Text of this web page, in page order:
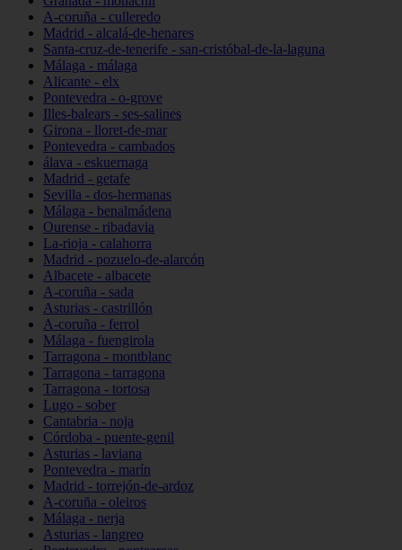
A-coruña - culleredo
Madrid - alcalá-de-henares
Santa-cruz-de-tenerife - san-cristóbal-de-la-laguna
Málaga - málaga
Alicante - elx
Pontevedra - o-grove
Illes-balears - ses-salines
Girona - lloret-de-mar
Pontevedra - cambados
álava - eskuernaga
Madrid - getafe
Sevilla - dos-hermanas
Málaga - benalmádena
Ourense - ribadavia
La-rioja - calahorra
Madrid - pozuelo-de-alarcón
Albacete - albacete
A-coruña - sada
Asturias - castrillón
A-coruña - ferrol
Málaga - fuengirola
Tarragona - montblanc
Tarragona - tarragona
Tarragona - tortosa
Lugo - sober
Cantabria - noja
Córdoba - puente-genil
Asturias - laviana
Pontevedra - marín
Madrid - torrejón-de-ardoz
A-coruña - oleiros
Málaga - nerja
Asturias - langreo